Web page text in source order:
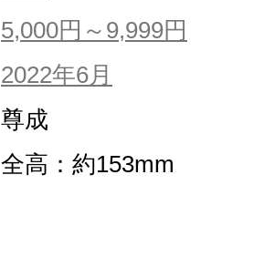
5,000円～9,999円
2022年6月
尊成
全高：約153mm